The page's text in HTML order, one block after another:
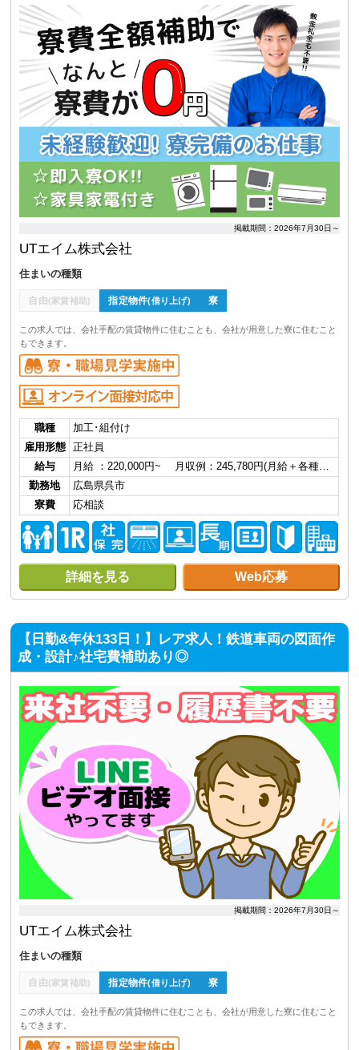
掲載期間：2026年7月30日～
UTエイム株式会社
住まいの種類
自由(家賃補助) 指定物件(借り上げ) 寮
この求人では、会社手配の賃貸物件に住むことも、会社が用意した寮に住むこと
もできます。
職種
加工･組付け
雇用形態
正社員
給与
月給 ：220,000円~ 月収例：245,780円(月給＋各種…
勤務地
広島県呉市
寮費
応相談
詳細を見る Web応募
【日勤&年休133日！】レア求人！鉄道車両の図面作
成・設計♪社宅費補助あり◎
掲載期間：2026年7月30日～
UTエイム株式会社
住まいの種類
自由(家賃補助) 指定物件(借り上げ) 寮
この求人では、会社手配の賃貸物件に住むことも、会社が用意した寮に住むこと
もできます。